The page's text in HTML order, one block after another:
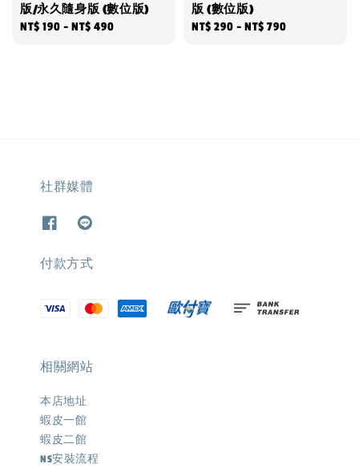
版/永久隨身版 (數位版)
Regular
NT$ 190 -NT$ 490
版 (數位版)
Regular
NT$ 290 -NT$ 790
社群媒體
付款方式
相關網站
本店地址
蝦皮一館
蝦皮二館
NS安裝流程